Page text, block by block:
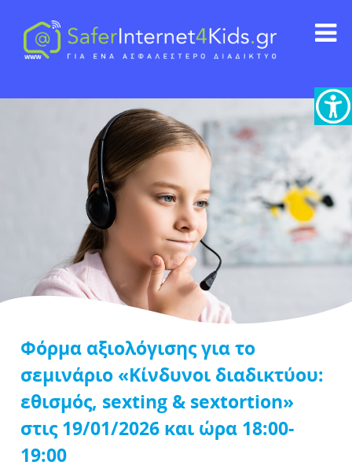
Φόρμα αξιολόγισης για το
σεμινάριο «Κίνδυνοι διαδικτύου:
εθισμός, sexting & sextortion»
στις 19/01/2026 και ώρα 18:00-
19:00